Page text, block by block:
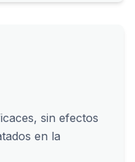
sin efectos
en la